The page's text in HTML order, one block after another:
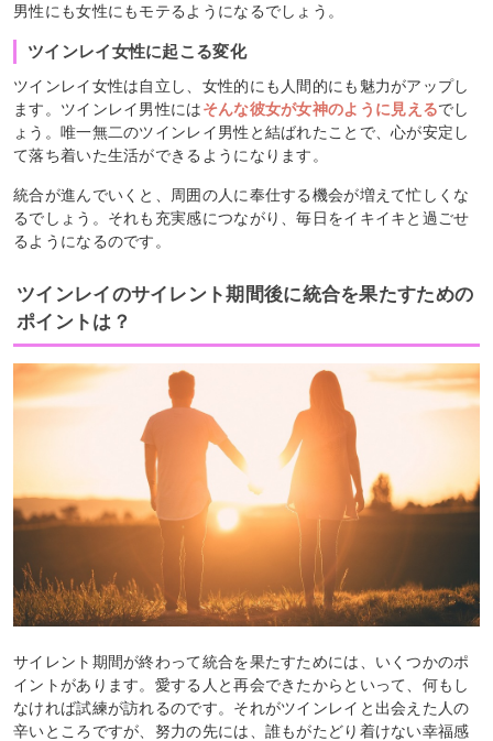
男性にも女性にもモテるようになるでしょう。
ツインレイ女性に起こる変化
ツインレイ女性は自立し、女性的にも人間的にも魅力がアップし
ます。ツインレイ男性にはそんな彼女が女神のように見えるでし
ょう。唯一無二のツインレイ男性と結ばれたことで、心が安定し
て落ち着いた生活ができるようになります。
統合が進んでいくと、周囲の人に奉仕する機会が増えて忙しくな
るでしょう。それも充実感につながり、毎日をイキイキと過ごせ
るようになるのです。
ツインレイのサイレント期間後に統合を果たすための
ポイントは？
サイレント期間が終わって統合を果たすためには、いくつかのポ
イントがあります。愛する人と再会できたからといって、何もし
なければ試練が訪れるのです。それがツインレイと出会えた人の
辛いところですが、努力の先には、誰もがたどり着けない幸福感